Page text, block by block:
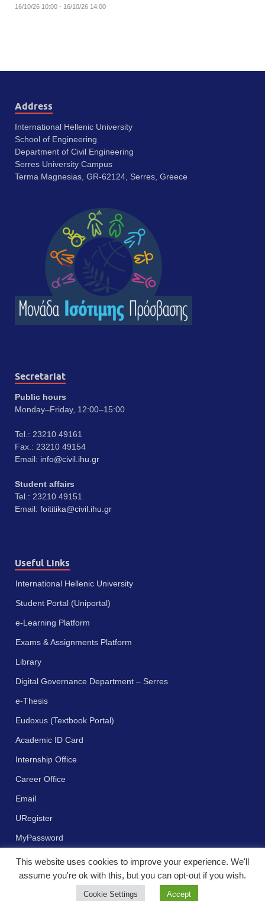
16/10/26 10:00 - 16/10/26 14:00
Address
International Hellenic University
School of Engineering
Department of Civil Engineering
Serres University Campus
Terma Magnesias, GR-62124, Serres, Greece
Secretariat
Public hours
Monday–Friday, 12:00–15:00
Tel.: 23210 49161
Fax.: 23210 49154
Email: info@civil.ihu.gr
Student affairs
Tel.: 23210 49151
Email: foititika@civil.ihu.gr
Useful Links
International Hellenic University
Student Portal (Uniportal)
e-Learning Platform
Exams & Assignments Platform
Library
Digital Governance Department – Serres
e-Thesis
Eudoxus (Textbook Portal)
Academic ID Card
Internship Office
Career Office
Email
URegister
MyPassword
This website uses cookies to improve your experience. We'll
assume you're ok with this, but you can opt-out if you wish.
Cookie Settings Accept